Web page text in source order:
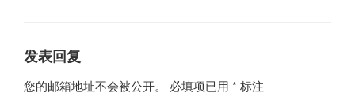
发表回复
您的邮箱地址不会被公开。 必填项已用 * 标注